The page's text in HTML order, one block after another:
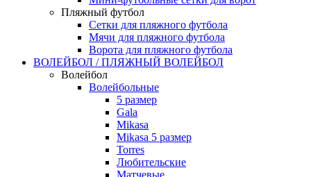
Пляжный футбол
Сетки для пляжного футбола
Мячи для пляжного футбола
Ворота для пляжного футбола
ВОЛЕЙБОЛ / ПЛЯЖНЫЙ ВОЛЕЙБОЛ
Волейбол
Волейбольные
5 размер
Gala
Mikasa
Mikasa 5 размер
Torres
Любительские
Матчевые